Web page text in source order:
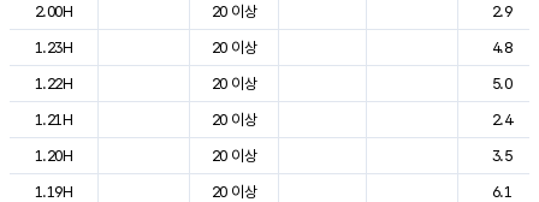
2.00H
20 이상
2.9
1.23H
20 이상
4.8
1.22H
20 이상
5.0
1.21H
20 이상
2.4
1.20H
20 이상
3.5
1.19H
20 이상
6.1